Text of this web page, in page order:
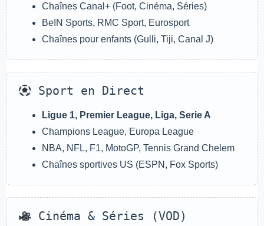
Chaînes Canal+ (Foot, Cinéma, Séries)
BeIN Sports, RMC Sport, Eurosport
Chaînes pour enfants (Gulli, Tiji, Canal J)
Sport en Direct
Ligue 1, Premier League, Liga, Serie A
Champions League, Europa League
NBA, NFL, F1, MotoGP, Tennis Grand Chelem
Chaînes sportives US (ESPN, Fox Sports)
Cinéma & Séries (VOD)